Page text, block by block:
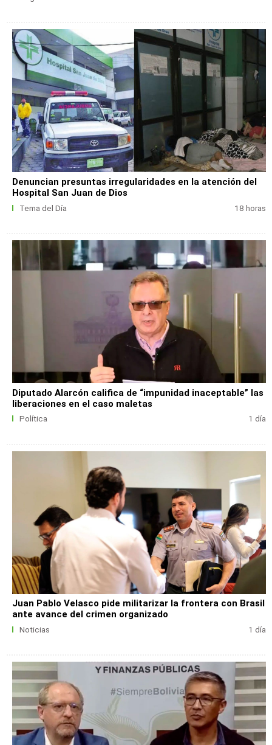
Denuncian presuntas irregularidades en la atención del
Hospital San Juan de Dios
Tema del Día 18 horas
Diputado Alarcón califica de “impunidad inaceptable” las
liberaciones en el caso maletas
Política 1 día
Juan Pablo Velasco pide militarizar la frontera con Brasil
ante avance del crimen organizado
Noticias 1 día